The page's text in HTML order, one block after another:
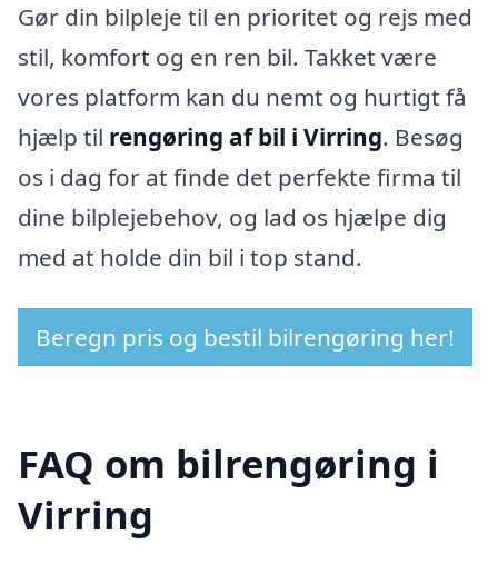
Gør din bilpleje til en prioritet og rejs med
stil, komfort og en ren bil. Takket være
vores platform kan du nemt og hurtigt få
hjælp til rengøring af bil i Virring. Besøg
os i dag for at finde det perfekte firma til
dine bilplejebehov, og lad os hjælpe dig
med at holde din bil i top stand.
Beregn pris og bestil bilrengøring her!
FAQ om bilrengøring i
Virring